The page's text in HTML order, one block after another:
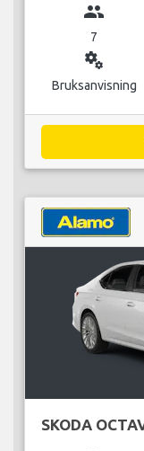
group
7
miscellaneous_services
Bruksanvisning
SKODA